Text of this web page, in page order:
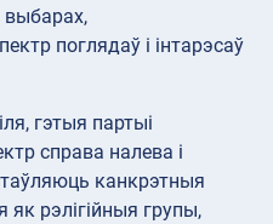
выбарах,
поглядаў і інтарэсаў
гэтыя партыі
справа налева і
канкрэтныя
як рэлігійныя групы,